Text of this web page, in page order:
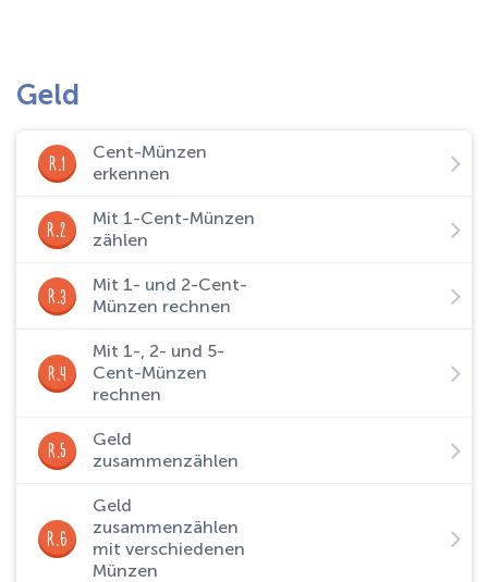
Geld
R.1
Cent-Münzen
erkennen
R.2
Mit 1-Cent-Münzen
zählen
R.3
Mit 1- und 2-Cent-
Münzen rechnen
R.4
Mit 1-, 2- und 5-
Cent-Münzen
rechnen
R.5
Geld
zusammenzählen
R.6
Geld
zusammenzählen
mit verschiedenen
Münzen